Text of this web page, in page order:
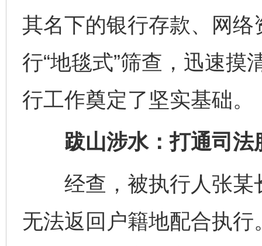
其名下的银行存款、网
行“地毯式”筛查，迅速摸
行工作奠定了坚实基础。
跋山涉水：打通司法
经查，被执行人张某
无法返回户籍地配合执